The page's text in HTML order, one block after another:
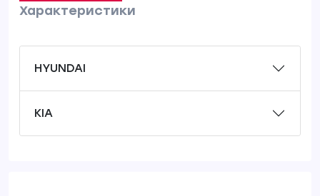
Характеристики
HYUNDAI
KIA